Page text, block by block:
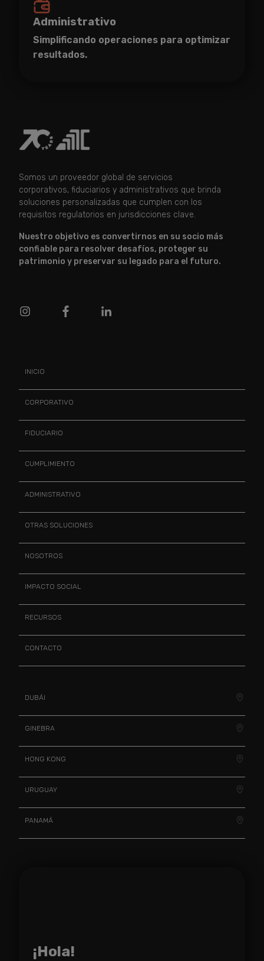
Administrativo
Simplificando operaciones para optimizar
resultados.
Somos un proveedor global de servicios
corporativos, fiduciarios y administrativos que brinda
soluciones personalizadas que cumplen con los
requisitos regulatorios en jurisdicciones clave.
Nuestro objetivo es convertirnos en su socio más
confiable para resolver desafíos, proteger su
patrimonio y preservar su legado para el futuro.
INICIO
CORPORATIVO
FIDUCIARIO
CUMPLIMIENTO
ADMINISTRATIVO
OTRAS SOLUCIONES
NOSOTROS
IMPACTO SOCIAL
RECURSOS
CONTACTO
DUBÁI
GINEBRA
HONG KONG
URUGUAY
PANAMÁ
¡Hola!